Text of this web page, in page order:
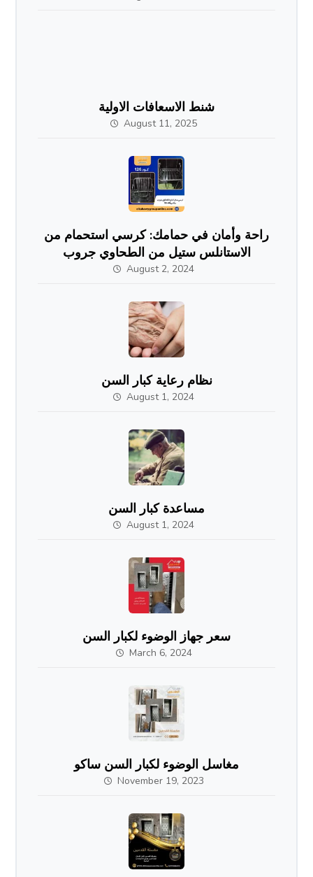
شنط الاسعافات الاولية
August 11, 2025
راحة وأمان في حمامك: كرسي استحمام من
الاستانلس ستيل من الطحاوي جروب
August 2, 2024
نظام رعاية كبار السن
August 1, 2024
مساعدة كبار السن
August 1, 2024
سعر جهاز الوضوء لكبار السن
March 6, 2024
مغاسل الوضوء لكبار السن ساكو
November 19, 2023